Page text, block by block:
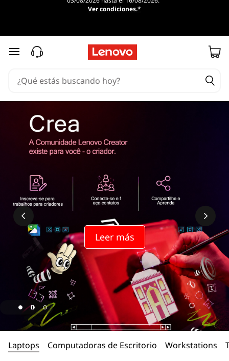
Ver condiciones.*
Ir al contenido principal
Leer más
Laptops Computadoras de Escritorio Workstations